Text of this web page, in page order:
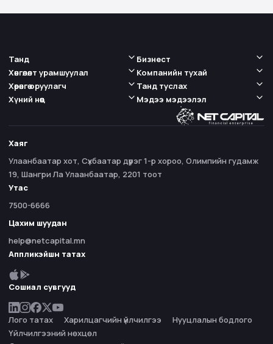
Танд
Хөнгөлөлт урамшуулал
Бизнест
Компанийн тухай
Хөрөнгө оруулагч
Хүний нөөц
Танд туслах
Мэдээ мэдээлэл
Хаяг
Улаанбаатар хот, Сүхбаатар дүүрэг 1-р хороо, Олимпийн гудамж
19, Шангри Ла Улаанбаатар, 2201 тоот
Утас
7500-6666
Цахим шуудан
help@netcapital.mn
Аппликэйшн татах
Сошиал сувгууд
Лого татах Харилцагчийн үйлчилгээ
Нууцлалын бодлого
Үйлчилгээний нөхцөл